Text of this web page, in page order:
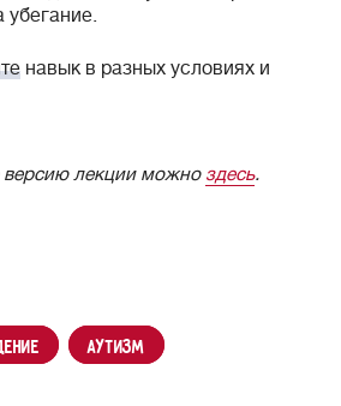
убегание.
навык в разных условиях и
лекции можно здесь.
аутизм